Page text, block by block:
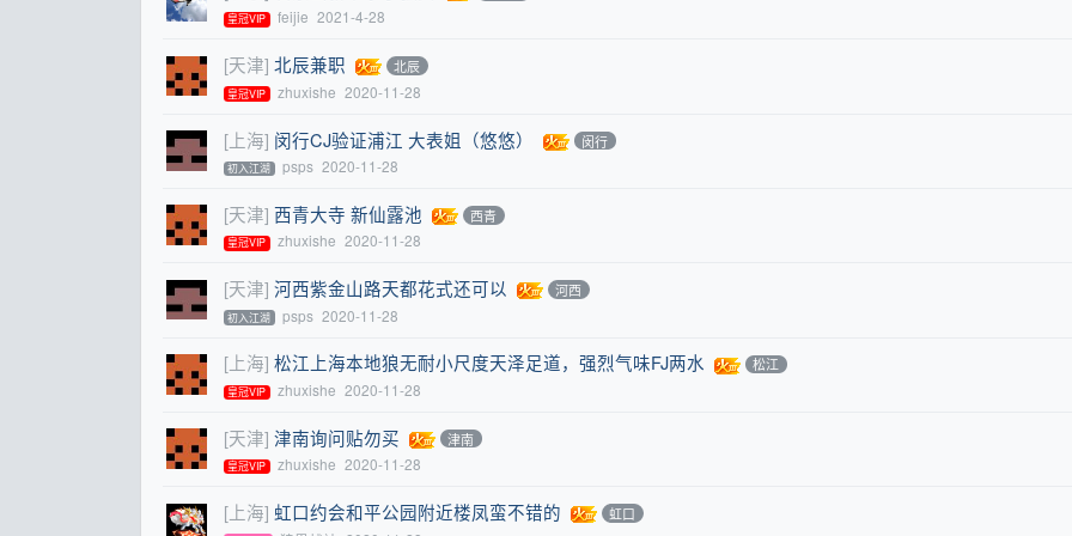
皇冠VIP feijie 2021-4-28
[天津] 北辰兼职 北辰
皇冠VIP zhuxishe 2020-11-28
[上海] 闵行CJ验证浦江 大表姐（悠悠） 闵行
初入江湖 psps 2020-11-28
[天津] 西青大寺 新仙露池 西青
皇冠VIP zhuxishe 2020-11-28
[天津] 河西紫金山路天都花式还可以 河西
初入江湖 psps 2020-11-28
[上海] 松江上海本地狼无耐小尺度天泽足道，强烈气味FJ两水 松江
皇冠VIP zhuxishe 2020-11-28
[天津] 津南询问贴勿买 津南
皇冠VIP zhuxishe 2020-11-28
[上海] 虹口约会和平公园附近楼凤蛮不错的 虹口